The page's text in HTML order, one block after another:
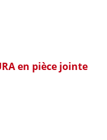
en pièce jointe